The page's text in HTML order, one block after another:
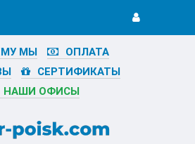
МЫ
ОПЛАТА
СЕРТИФИКАТЫ
НАШИ ОФИСЫ